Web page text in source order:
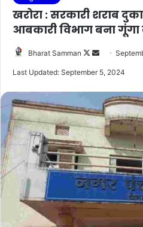
खरोरा : सरकारी शराब
आबकारी विभाग बना गूंगा
Bharat Samman
Follow
Send
Last Updated: September 5, 2024